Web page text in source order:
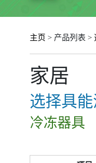
主页 > 产品列表 >
家居
选择具
冷冻器具